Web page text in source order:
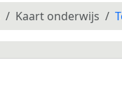
Kaart onderwijs